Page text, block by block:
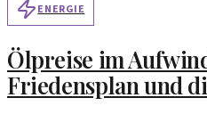
ENERGIE
Ölpreise im
Friedensplan und